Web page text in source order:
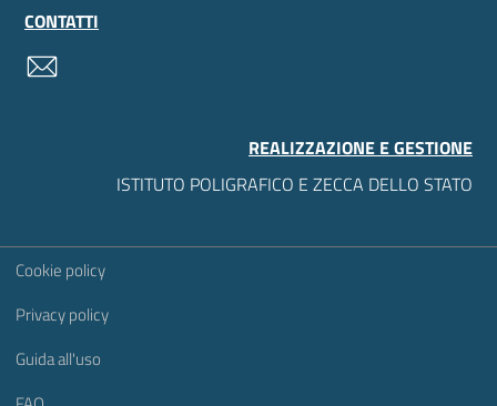
CONTATTI
REALIZZAZIONE E GESTIONE
ISTITUTO POLIGRAFICO E ZECCA DELLO STATO
Sezione Link Utili
Cookie policy
Privacy policy
Guida all'uso